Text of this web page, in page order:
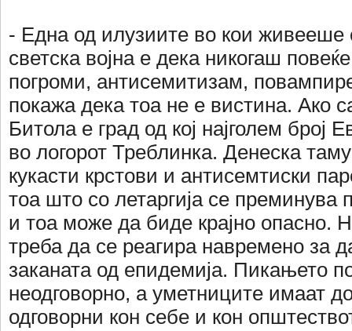
- Една од илузиите во кои живееше
светска војна е дека никогаш
погроми, антисемитизам,
покажа дека тоа не е вистина. Ако
Битола е град од кој најголем број
во логорот Треблинка. Денеска
кукасти крстови и антисемтиски
тоа што со летаргија се преминува
и тоа може да биде крајно опасно.
треба да се реагира навремено за
заканата од епидемија. Пикањето
неодговорно, а уметниците имаат
одговорни кон себе и кон